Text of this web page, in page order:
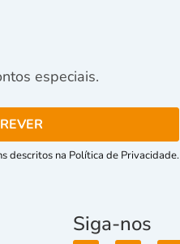
especiais.
descritos na Política de Privacidade.
Siga-nos